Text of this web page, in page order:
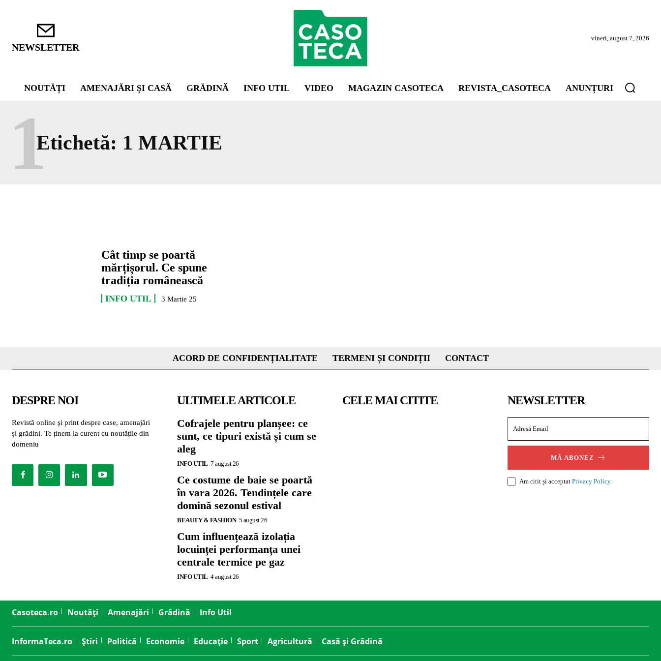
NEWSLETTER
vineri, august 7, 2026
NOUTĂȚI AMENAJĂRI ȘI CASĂ GRĂDINĂ INFO UTIL VIDEO MAGAZIN CASOTECA REVISTA_CASOTECA ANUNȚURI
Etichetă: 1 MARTIE
1
Cât timp se poartă
mărțișorul. Ce spune
tradiția românească
INFO UTIL 3 Martie 25
ACORD DE CONFIDENȚIALITATE TERMENI ȘI CONDIȚII CONTACT
DESPRE NOI
Revistă online și print despre case, amenajări
și grădini. Te ținem la curent cu noutățile din
domeniu
ULTIMELE ARTICOLE
Cofrajele pentru planșee: ce
sunt, ce tipuri există și cum se
aleg
INFO UTIL 7 august 26
Ce costume de baie se poartă
în vara 2026. Tendințele care
domină sezonul estival
BEAUTY & FASHION 5 august 26
Cum influențează izolația
locuinței performanța unei
centrale termice pe gaz
INFO UTIL 4 august 26
CELE MAI CITITE NEWSLETTER
MĂ ABONEZ
Am citit și acceptat Privacy Policy.
Casoteca.ro Noutăți Amenajări Grădină Info Util
InformaTeca.ro Știri Politică Economie Educație Sport Agricultură Casă și Grădină